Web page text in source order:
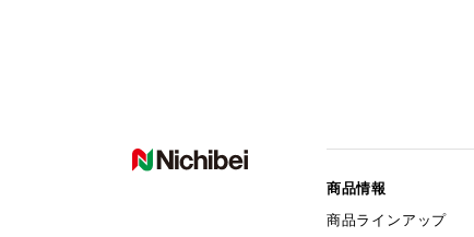
商品情報
商品ラインアップ